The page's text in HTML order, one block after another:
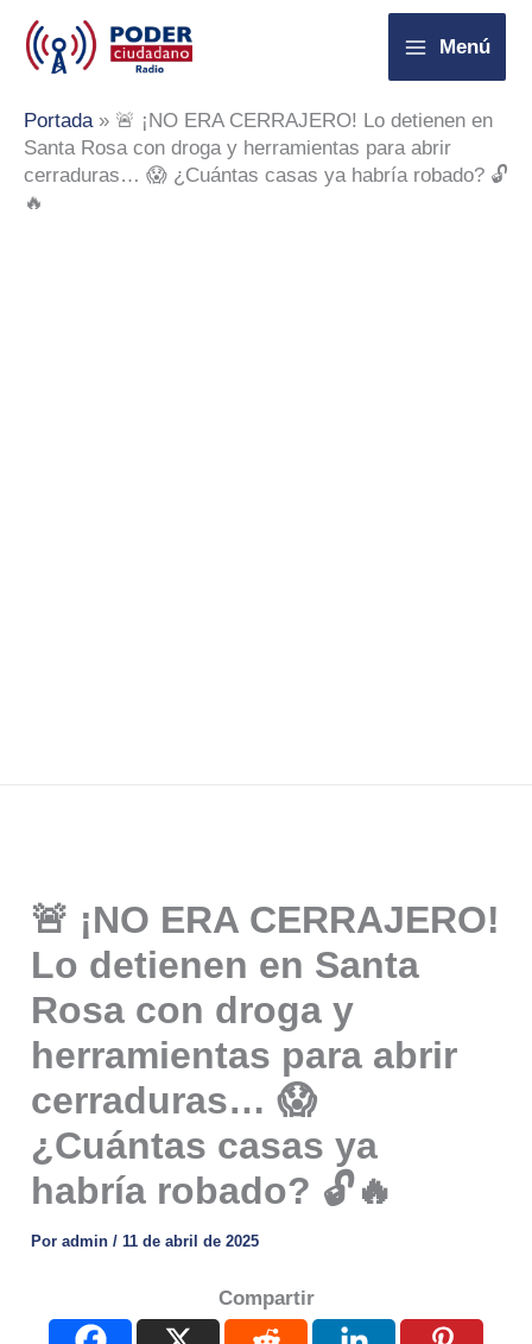
contenido
Menú
Portada» 🚨 ¡NO ERA CERRAJERO! Lo detienen en
Santa Rosa con droga y herramientas para abrir
cerraduras… 😱 ¿Cuántas casas ya habría robado? 🔓
🔥
🚨 ¡NO ERA CERRAJERO!
Lo detienen en Santa
Rosa con droga y
herramientas para abrir
cerraduras… 😱
¿Cuántas casas ya
habría robado? 🔓🔥
Poradmin/ 11 de abril de 2025
Compartir